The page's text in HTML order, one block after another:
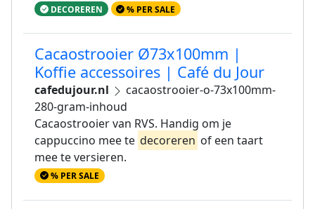
DECOREREN % PER SALE
Cacaostrooier Ø73x100mm |
Koffie accessoires | Café du Jour
cafedujour.nl
cacaostrooier-o-73x100mm-
280-gram-inhoud
Cacaostrooier van RVS. Handig om je
cappuccino mee te decoreren of een taart
mee te versieren.
% PER SALE